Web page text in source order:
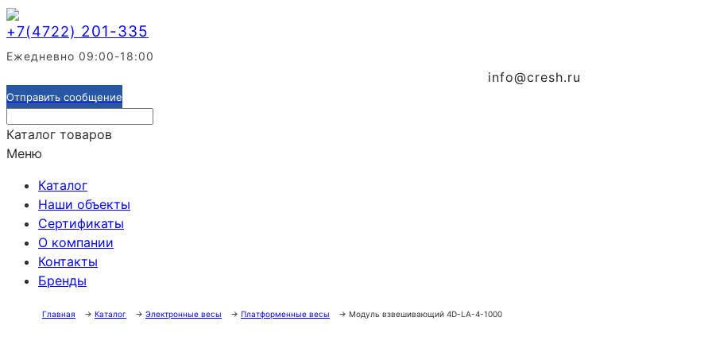
+7(4722) 201-335
Ежедневно 09:00-18:00
info@cresh.ru
Отправить сообщение
Каталог товаров
Меню
Каталог
Наши объекты
Сертификаты
О компании
Контакты
Бренды
Главная → Каталог → Электронные весы → Платформенные весы → Модуль взвешивающий 4D-LA-4-1000